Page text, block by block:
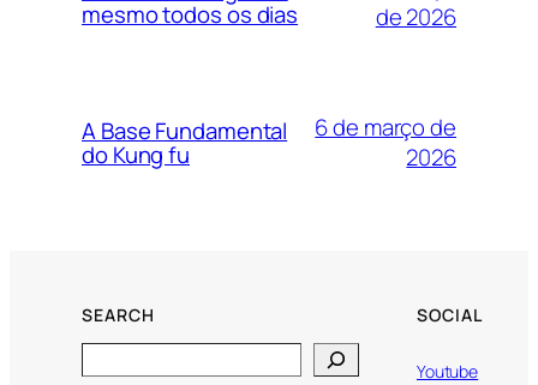
mesmo todos os dias
de 2026
A Base Fundamental
do Kung fu
6 de março de
2026
SEARCH SOCIAL
Youtube